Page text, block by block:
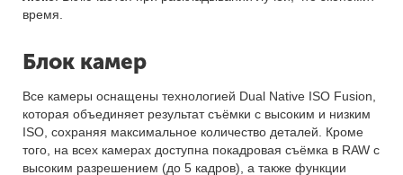
время.
Блок камер
Все камеры оснащены технологией Dual Native ISO Fusion,
которая объединяет результат съёмки с высоким и низким
ISO, сохраняя максимальное количество деталей. Кроме
того, на всех камерах доступна покадровая съёмка в RAW с
высоким разрешением (до 5 кадров), а также функции